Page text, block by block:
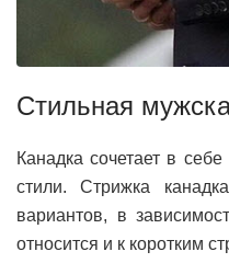
Стильная
Канадка сочетает в
стили. Стрижка
вариантов, в
относится и к коротким